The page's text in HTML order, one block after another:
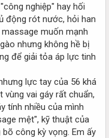
nghiệp" hay hối
động rót nước, hỏi han
muốn mạnh
nhưng không hề bị
để giải tỏa áp lực tinh
lực tay của 56 khá
vùng vai gáy rất chuẩn,
tính nhiều của mình
mệt", kỹ thuật của
công kỳ vọng. Em ấy